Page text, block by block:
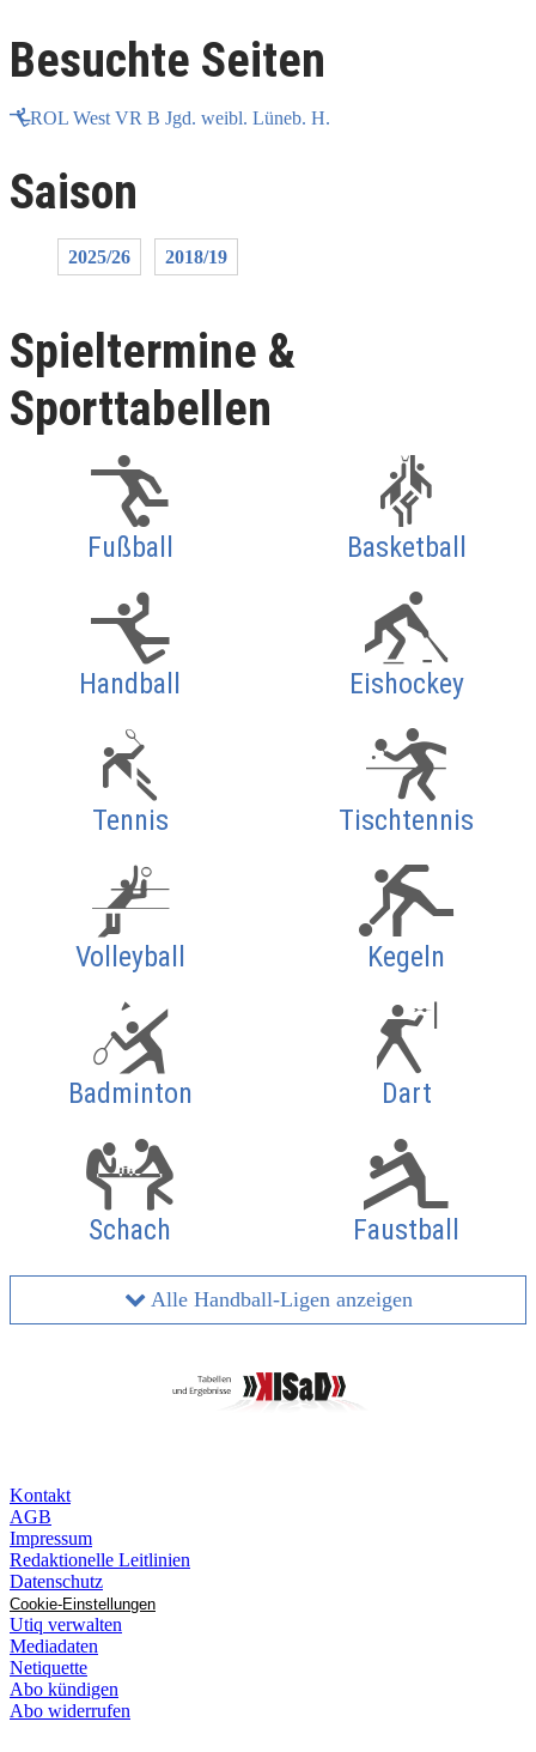
Besuchte Seiten
ROL West VR B Jgd. weibl. Lüneb. H.
Saison
2025/26 2018/19
Spieltermine &
Sporttabellen
Fußball Basketball
Handball Eishockey
Tennis Tischtennis
Volleyball Kegeln
Badminton Dart
Schach Faustball
Alle Handball-Ligen anzeigen
Kontakt
AGB
Impressum
Redaktionelle Leitlinien
Datenschutz
Cookie-Einstellungen
Utiq verwalten
Mediadaten
Netiquette
Abo kündigen
Abo widerrufen